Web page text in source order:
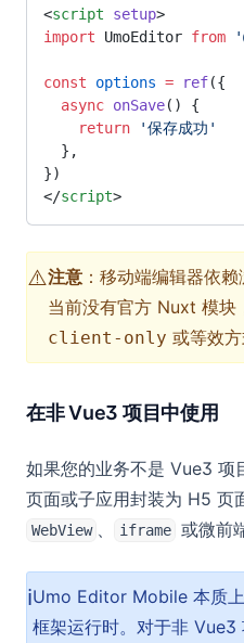
<script setup>
import UmoEditor from
const options = ref({
  async
onSave() {
    return
'保存成功'
  },
})
</script>
⚠️注意 ：移动端编辑器依
当前没有官方 Nuxt 模块
client-only 或等效方
在非 Vue3 项目中使用
如果您的业务不是 Vue3 项
页面或子应用封装为 H5 页
WebView 、 iframe 或微前
ℹ️Umo Editor Mobile 本质
框架运行时。对于非 Vue3